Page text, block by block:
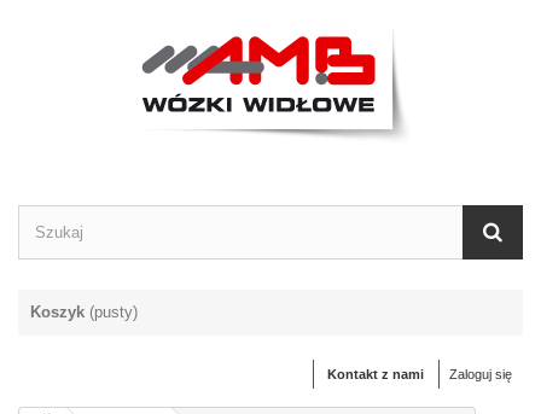
Koszyk (pusty)
Zaloguj się
Kontakt z nami